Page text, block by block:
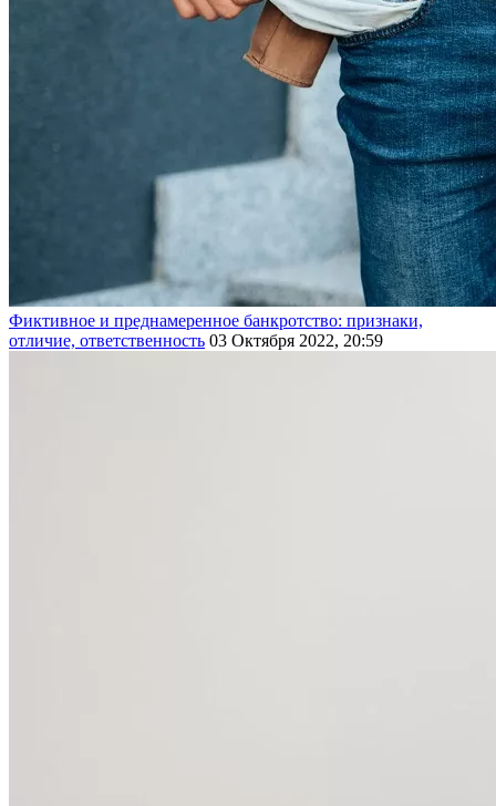
Фиктивное и преднамеренное банкротство: признаки,
отличие, ответственность 03 Октября 2022, 20:59